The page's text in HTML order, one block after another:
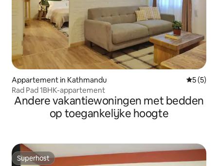
Appartement in Kathmandu
5 (5)
Rad Pad 1BHK-appartement
Andere vakantiewoningen met bedden
op toegankelijke hoogte
Superhost
Superhost